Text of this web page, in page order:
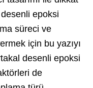
epoksi
süreci ve
için bu yazıyı
desenli epoksi
de